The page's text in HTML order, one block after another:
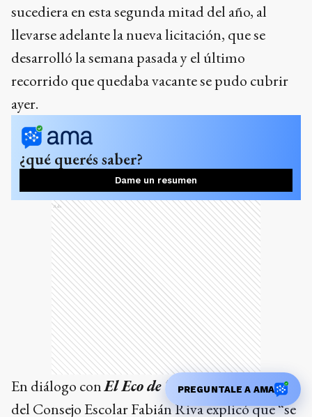
sucediera en esta segunda mitad del año, al
llevarse adelante la nueva licitación, que se
desarrolló la semana pasada y el último
recorrido que quedaba vacante se pudo cubrir
ayer.
¿qué querés saber?
Dame un resumen
Ads
En diálogo conEl Eco de Tandil, el presidente
del Consejo Escolar Fabián Riva explicó que “se
PREGUNTALE A AMA